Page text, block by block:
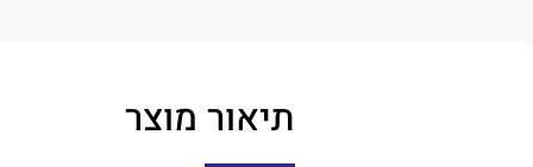
תיאור מוצר